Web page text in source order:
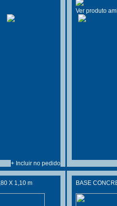
+ Incluir no pedido
Ver produto
X 1,10 m BASE